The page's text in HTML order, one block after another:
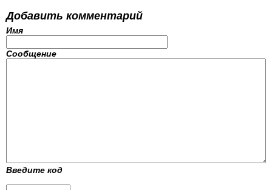
Добавить комментарий
Имя
Сообщение
Введите код